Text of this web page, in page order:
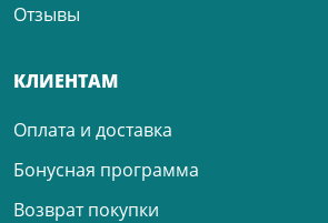
Отзывы
КЛИЕНТАМ
Оплата и доставка
Бонусная программа
Возврат покупки